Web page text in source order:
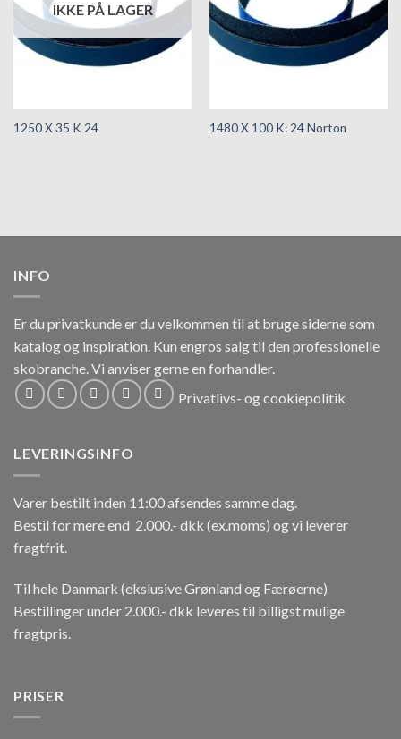
IKKE PÅ LAGER
1250 X 35 K 24 1480 X 100 K: 24 Norton
INFO
Er du privatkunde er du velkommen til at bruge siderne som
katalog og inspiration. Kun engros salg til den professionelle
skobranche.Vi anviser gerne en forhandler.
Privatlivs- og cookiepolitik
LEVERINGSINFO
Varer bestilt inden 11:00 afsendes samme dag.
Bestil for mere end 2.000.- dkk (ex.moms) og vi leverer
fragtfrit.
Til hele Danmark (ekslusive Grønland og Færøerne)
Bestillinger under 2.000.- dkk leveres til billigst mulige
fragtpris.
PRISER